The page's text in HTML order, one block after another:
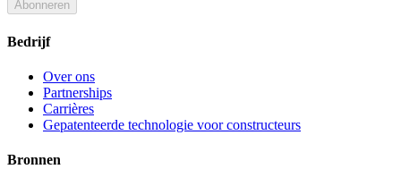
Abonneren
Bedrijf
Over ons
Partnerships
Carrières
Gepatenteerde technologie voor constructeurs
Bronnen